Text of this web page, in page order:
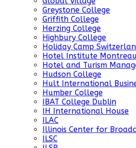
Greystone College
Griffith College
Herzing College
Highbury College
Holiday Camp
Hotel Institute
Hotel and Turism
Hudson College
Hult International
Humber College
IBAT College Dublin
IH International House
ILAC
Illinois Center for
ILSC